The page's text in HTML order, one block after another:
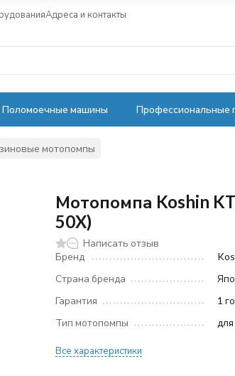
Адреса и контакты
Поломоечные машины Профессиональные
мотопомпы
Мотопомпа Koshin
50X)
Написать отзыв
Бренд
Страна бренда
Гарантия
1
Тип мотопомпы
Все характеристики